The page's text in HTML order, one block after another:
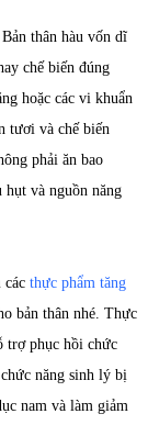
thân hàu vốn dĩ
chế biến đúng
hoặc các vi khuẩn
tươi và chế biến
phải ăn bao
và nguồn năng
các thực phẩm tăng
bản thân nhé. Thực
trợ phục hồi chức
năng sinh lý bị
nam và làm giảm